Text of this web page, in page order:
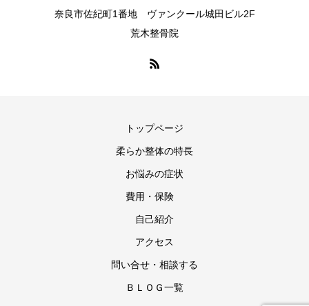
奈良市佐紀町1番地 ヴァンクール城田ビル2F
荒木整骨院
トップページ
柔らか整体の特長
お悩みの症状
費用・保険
自己紹介
アクセス
問い合せ・相談する
ＢＬＯＧ一覧